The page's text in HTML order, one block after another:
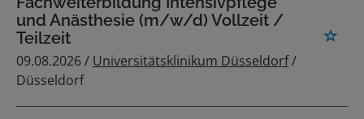
und Anästhesie (m/w/d) Vollzeit /
Teilzeit
09.08.2026 / Universitätsklinikum Düsseldorf/
Düsseldorf